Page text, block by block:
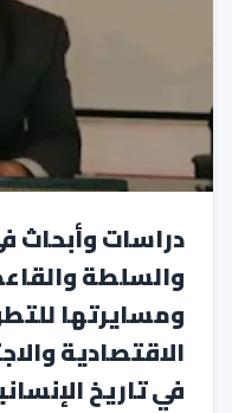
دراسات وأبحاث
والسلطة
ومسايرتها
الاقتصادية
في تاريخ